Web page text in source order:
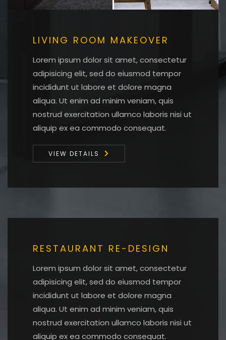
LIVING ROOM MAKEOVER
Lorem ipsum dolor sit amet, consectetur
adipisicing elit, sed do eiusmod tempor
incididunt ut labore et dolore magna
aliqua. Ut enim ad minim veniam, quis
nostrud exercitation ullamco laboris nisi ut
aliquip ex ea commodo consequat.
VIEW DETAILS
RESTAURANT RE-DESIGN
Lorem ipsum dolor sit amet, consectetur
adipisicing elit, sed do eiusmod tempor
incididunt ut labore et dolore magna
aliqua. Ut enim ad minim veniam, quis
nostrud exercitation ullamco laboris nisi ut
aliquip ex ea commodo consequat.